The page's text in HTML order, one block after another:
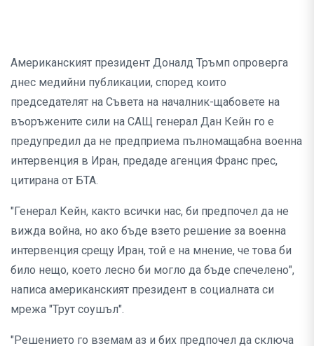
Американският президент Доналд Тръмп опроверга
днес медийни публикации, според които
председателят на Съвета на началник-щабовете на
въоръжените сили на САЩ генерал Дан Кейн го е
предупредил да не предприема пълномащабна военна
интервенция в Иран, предаде агенция Франс прес,
цитирана от БТА.
"Генерал Кейн, както всички нас, би предпочел да не
вижда война, но ако бъде взето решение за военна
интервенция срещу Иран, той е на мнение, че това би
било нещо, което лесно би могло да бъде спечелено",
написа американският президент в социалната си
мрежа "Трут соушъл".
"Решението го вземам аз и бих предпочел да сключа